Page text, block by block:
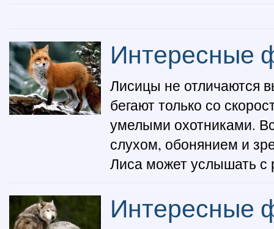
Интересные
Лисицы не отличаются
бегают только со
умелыми охотниками.
слухом, обонянием и
Лиса может услышать с
Интересные